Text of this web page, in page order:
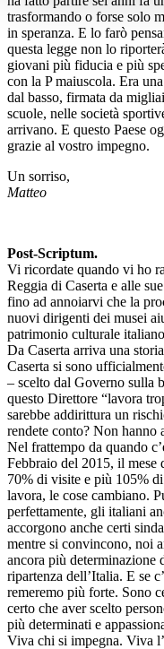
trasformando o forse solo
in speranza. E lo farò
questa legge non lo
giovani più fiducia e più
con la P maiuscola. Era
dal basso, firmata da
scuole, nelle società
arrivano. E questo Paese
grazie al vostro impegno.
Un sorriso,
Matteo
Post-Scriptum.
Vi ricordate quando vi ho
Reggia di Caserta e alle
fino ad annoiarvi che la
nuovi dirigenti dei musei
patrimonio culturale
Da Caserta arriva una
Caserta si sono
– scelto dal Governo sulla
questo Direttore “lavora
sarebbe addirittura un
rendete conto? Non hanno
Nel frattempo da quando
Febbraio del 2015, il mese
70% di visite e più 105%
lavora, le cose cambiano.
perfettamente, gli italiani
accorgono anche certi
mentre si convincono, noi
ancora più determinazione
ripartenza dell’Italia. E se
remeremo più forte. Sono
certo che aver scelto
più determinati e
Viva chi si impegna. Viva